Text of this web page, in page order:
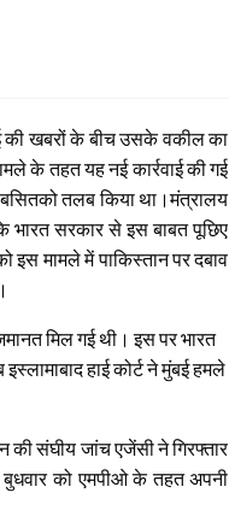
की खबरों के बीच उसके वकील का
के तहत यह नई कार्रवाई की गई
तलब किया था।मंत्रालय
सरकार से इस बाबत पूछिए
इस मामले में पाकिस्तान पर दबाव
मिल गई थी। इस पर भारत
हाई कोर्ट ने मुंबई हमले
संघीय जांच एजेंसी ने गिरफ्तार
को एमपीओ के तहत अपनी